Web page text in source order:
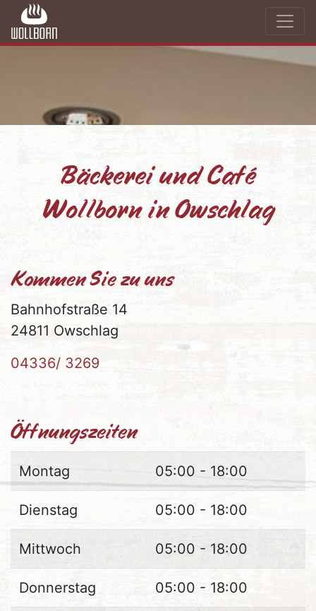
Bäckerei und Café
Wollborn in Owschlag
Kommen Sie zu uns
Bahnhofstraße 14
24811 Owschlag
04336/ 3269
Öffnungszeiten
Montag 05:00 - 18:00
Dienstag 05:00 - 18:00
Mittwoch 05:00 - 18:00
Donnerstag 05:00 - 18:00